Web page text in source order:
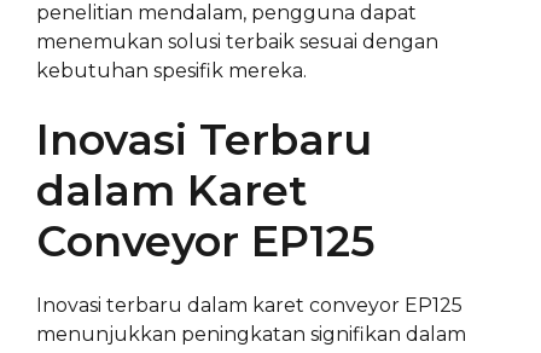
penelitian mendalam, pengguna dapat
menemukan solusi terbaik sesuai dengan
kebutuhan spesifik mereka.
Inovasi Terbaru
dalam Karet
Conveyor EP125
Inovasi terbaru dalam karet conveyor EP125
menunjukkan peningkatan signifikan dalam